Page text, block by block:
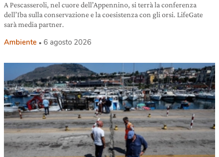
A Pescasseroli, nel cuore dell’Appennino, si terrà la conferenza
dell’Iba sulla conservazione e la coesistenza con gli orsi. LifeGate
sarà media partner.
Ambiente 6 agosto 2026